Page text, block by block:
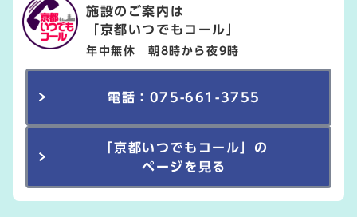
施設のご案内は
「京都いつでもコール」
年中無休 朝8時から夜9時
電話：075-661-3755
「京都いつでもコール」の
ページを見る